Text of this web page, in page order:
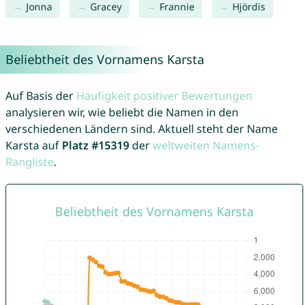
Jonna Gracey Frannie Hjördis
Beliebtheit des Vornamens Karsta
Auf Basis der Häufigkeit positiver Bewertungen
analysieren wir, wie beliebt die Namen in den
verschiedenen Ländern sind. Aktuell steht der Name
Karsta auf Platz #15319derweltweiten Namens-
Rangliste.